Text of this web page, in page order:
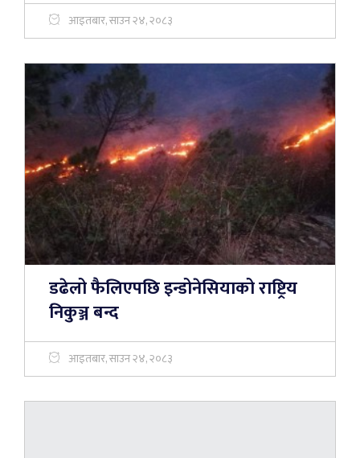
आइतबार, साउन २४, २०८३
डढेलो फैलिएपछि इन्डोनेसियाको राष्ट्रिय
निकुञ्ज बन्द
आइतबार, साउन २४, २०८३